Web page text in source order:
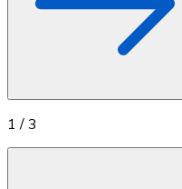
1 / 3